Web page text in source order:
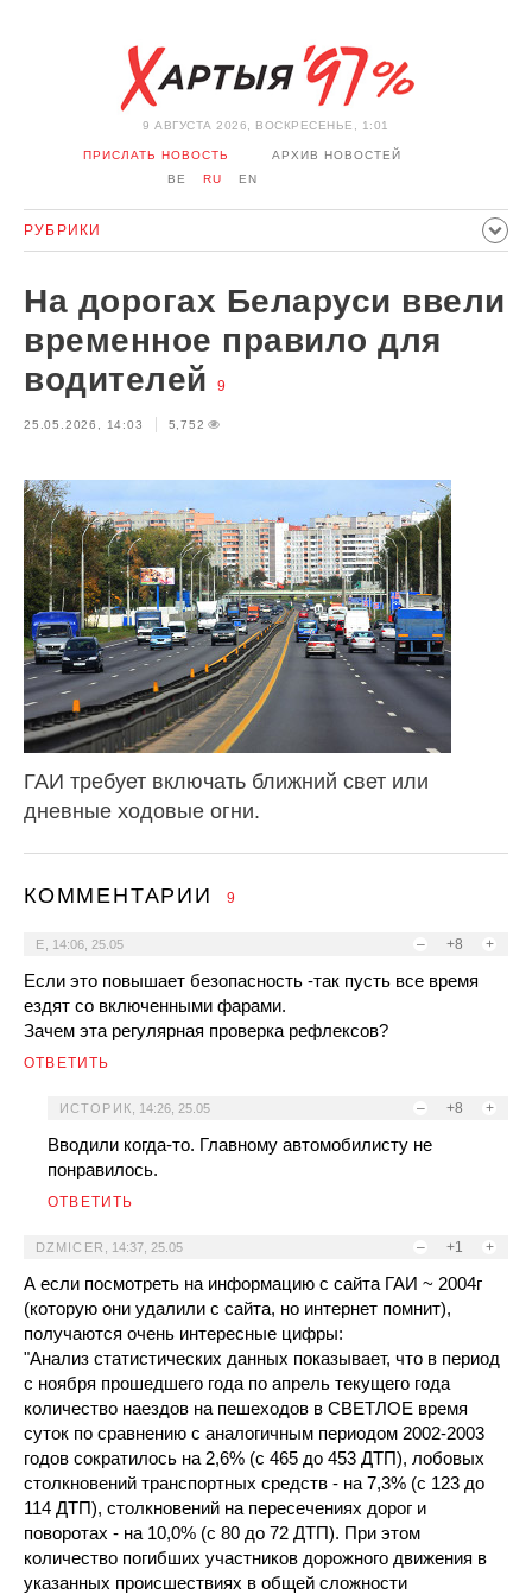
9 АВГУСТА 2026, ВОСКРЕСЕНЬЕ, 1:01
ПРИСЛАТЬ НОВОСТЬ
АРХИВ НОВОСТЕЙ
BE
RU EN
РУБРИКИ
ПРОИСШЕСТВИЯ СПОРТ КУЛЬТУРА ИСТОРИЯ
МНЕНИЕ ИНТЕРВЬЮ ТЕХНОЛОГИИ ЗДОРОВЬЕ
АВТО ОТДЫХ ОБХОД БЛОКИРОВКИ И СОЛИДАРНОСТЬ
КОРОНАВИРУС БЕЛАРУСЬ В НАТО
На дорогах Беларуси ввели
временное правило для
водителей
9
25.05.2026, 14:03 5,752
ГАИ требует включать ближний свет или
дневные ходовые огни.
КОММЕНТАРИИ 9
– +8 +
Е 14:06, 25.05
Если это повышает безопасность -так пусть все время
ездят со включенными фарами.
Зачем эта регулярная проверка рефлексов?
ОТВЕТИТЬ
– +8 +
ИСТОРИК 14:26, 25.05
Вводили когда-то. Главному автомобилисту не
понравилось.
ОТВЕТИТЬ
– +1 +
DZMICER 14:37, 25.05
А если посмотреть на информацию с сайта ГАИ ~ 2004г
(которую они удалили с сайта, но интернет помнит),
получаются очень интересные цифры:
"Анализ статистических данных показывает, что в период
с ноября прошедшего года по апрель текущего года
количество наездов на пешеходов в СВЕТЛОЕ время
суток по сравнению с аналогичным периодом 2002-2003
годов сократилось на 2,6% (с 465 до 453 ДТП), лобовых
столкновений транспортных средств - на 7,3% (с 123 до
114 ДТП), столкновений на пересечениях дорог и
поворотах - на 10,0% (с 80 до 72 ДТП). При этом
количество погибших участников дорожного движения в
указанных происшествиях в общей сложности